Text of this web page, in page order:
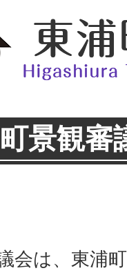
景観審
会は、東浦